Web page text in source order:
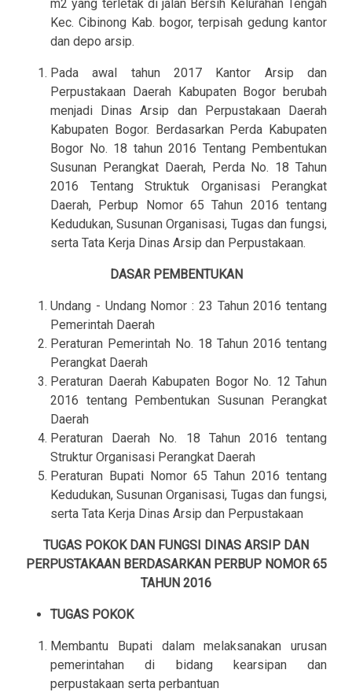
m2 yang terletak di jalan Bersih Kelurahan Tengah
Kec. Cibinong Kab. bogor, terpisah gedung kantor
dan depo arsip.
Pada awal tahun 2017 Kantor Arsip dan
Perpustakaan Daerah Kabupaten Bogor berubah
menjadi Dinas Arsip dan Perpustakaan Daerah
Kabupaten Bogor. Berdasarkan Perda Kabupaten
Bogor No. 18 tahun 2016 Tentang Pembentukan
Susunan Perangkat Daerah, Perda No. 18 Tahun
2016 Tentang Struktuk Organisasi Perangkat
Daerah, Perbup Nomor 65 Tahun 2016 tentang
Kedudukan, Susunan Organisasi, Tugas dan fungsi,
serta Tata Kerja Dinas Arsip dan Perpustakaan.
DASAR PEMBENTUKAN
Undang - Undang Nomor : 23 Tahun 2016 tentang
Pemerintah Daerah
Peraturan Pemerintah No. 18 Tahun 2016 tentang
Perangkat Daerah
Peraturan Daerah Kabupaten Bogor No. 12 Tahun
2016 tentang Pembentukan Susunan Perangkat
Daerah
Peraturan Daerah No. 18 Tahun 2016 tentang
Struktur Organisasi Perangkat Daerah
Peraturan Bupati Nomor 65 Tahun 2016 tentang
Kedudukan, Susunan Organisasi, Tugas dan fungsi,
serta Tata Kerja Dinas Arsip dan Perpustakaan
TUGAS POKOK DAN FUNGSI DINAS ARSIP DAN
PERPUSTAKAAN BERDASARKAN PERBUP NOMOR 65
TAHUN 2016
TUGAS POKOK
Membantu Bupati dalam melaksanakan urusan
pemerintahan di bidang kearsipan dan
perpustakaan serta perbantuan